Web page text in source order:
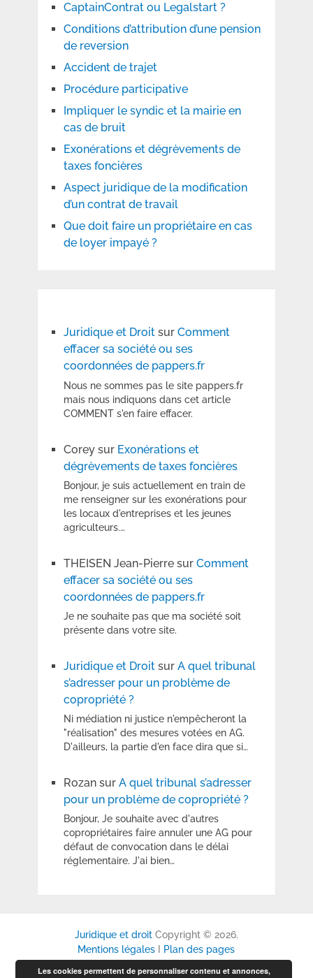
CaptainContrat ou Legalstart ?
Conditions d’attribution d’une pension
de reversion
Accident de trajet
Procédure participative
Impliquer le syndic et la mairie en
cas de bruit
Exonérations et dégrèvements de
taxes foncières
Aspect juridique de la modification
d’un contrat de travail
Que doit faire un propriétaire en cas
de loyer impayé ?
Juridique et Droitsur Comment
effacer sa société ou ses
coordonnées de pappers.fr
Nous ne sommes pas le site pappers.fr
mais nous indiquons dans cet article
COMMENT s'en faire effacer.
Coreysur Exonérations et
dégrèvements de taxes foncières
Bonjour, je suis actuellement en train de
me renseigner sur les exonérations pour
les locaux d'entreprises et les jeunes
agriculteurs.…
THEISEN Jean-Pierresur Comment
effacer sa société ou ses
coordonnées de pappers.fr
Je ne souhaite pas que ma société soit
présente dans votre site.
Juridique et Droitsur A quel tribunal
s’adresser pour un problème de
copropriété ?
Ni médiation ni justice n'empêcheront la
"réalisation" des mesures votées en AG.
D'ailleurs, la partie d'en face dira que si…
Rozansur A quel tribunal s’adresser
pour un problème de copropriété ?
Bonjour, Je souhaite avec d'autres
copropriétaires faire annuler une AG pour
défaut de convocation dans le délai
réglementaire. J'ai bien…
Juridique et droitCopyright © 2026.
Mentions légales
Plan des pages
Les cookies permettent de personnaliser contenu et annonces,